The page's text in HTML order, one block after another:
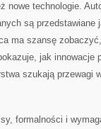
nowe technologie.
są przedstawiane
ma szansę
jak innowacje
szukają przewagi
formalności i